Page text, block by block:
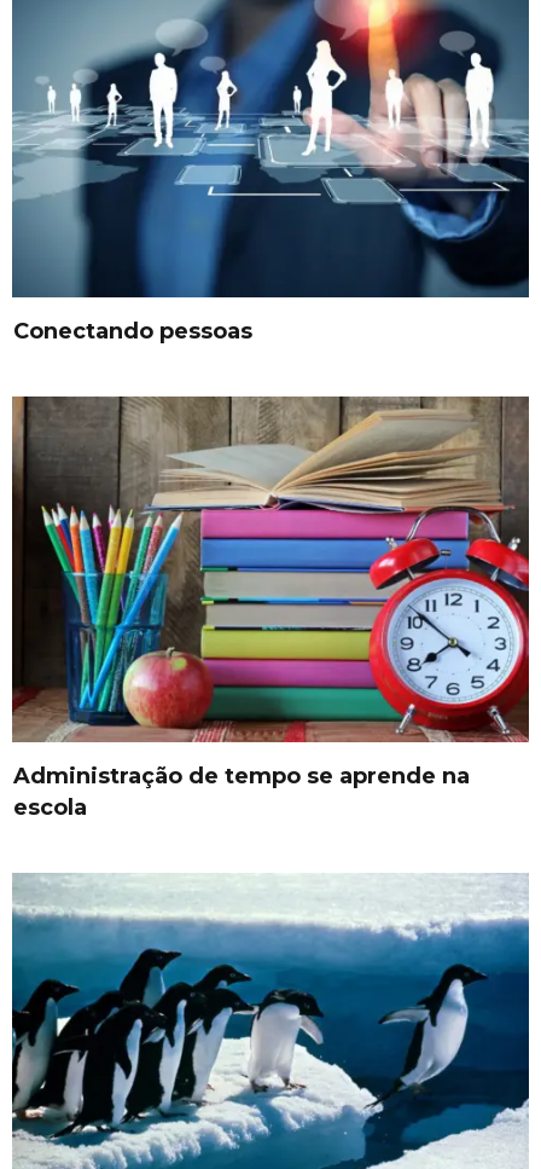
Conectando pessoas
Administração de tempo se aprende na
escola